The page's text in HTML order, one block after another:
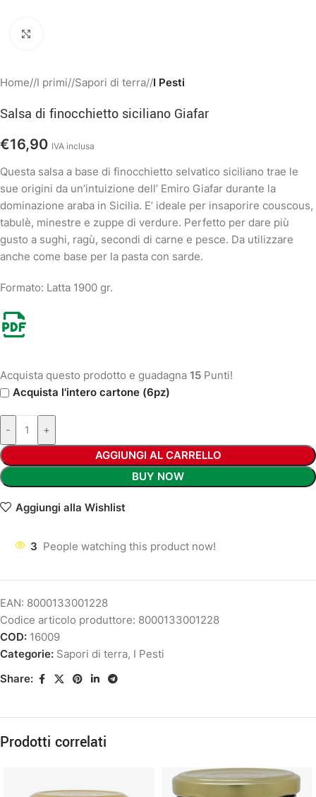
Home/ I primi/ Sapori di terra/ I Pesti
Salsa di finocchietto siciliano Giafar
€16,90 IVA inclusa
Questa salsa a base di finocchietto selvatico siciliano trae le
sue origini da un’intuizione dell’ Emiro Giafar durante la
dominazione araba in Sicilia. E’ ideale per insaporire couscous,
tabulè, minestre e zuppe di verdure. Perfetto per dare più
gusto a sughi, ragù, secondi di carne e pesce. Da utilizzare
anche come base per la pasta con sarde.
Formato: Latta 1900 gr.
Acquista questo prodotto e guadagna 15 Punti!
Acquista l'intero cartone (6pz)
-
+
AGGIUNGI AL CARRELLO
BUY NOW
Aggiungi alla Wishlist
3 People watching this product now!
EAN: 8000133001228
Codice articolo produttore: 8000133001228
COD: 16009
Categorie: Sapori di terra, I Pesti
Share:
Prodotti correlati